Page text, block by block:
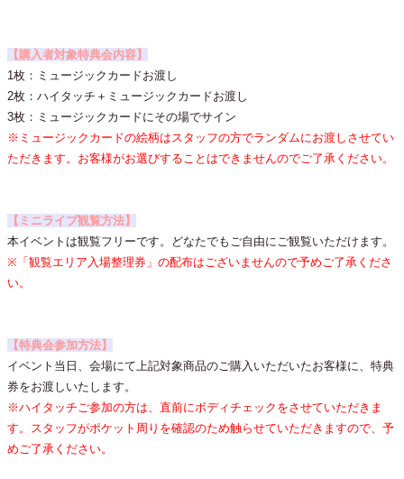
【購入者対象特典会内容】
1枚：ミュージックカードお渡し
2枚：ハイタッチ＋ミュージックカードお渡し
3枚：ミュージックカードにその場でサイン
※ミュージックカードの絵柄はスタッフの方でランダムにお渡しさせてい
ただきます。お客様がお選びすることはできませんのでご了承ください。
【ミニライブ観覧方法】
本イベントは観覧フリーです。どなたでもご自由にご観覧いただけます。
※「観覧エリア入場整理券」の配布はございませんので予めご了承くださ
い。
【特典会参加方法】
イベント当日、会場にて上記対象商品のご購入いただいたお客様に、特典
券をお渡しいたします。
※ハイタッチご参加の方は、直前にボディチェックをさせていただきま
す。スタッフがポケット周りを確認のため触らせていただきますので、予
めご了承ください。